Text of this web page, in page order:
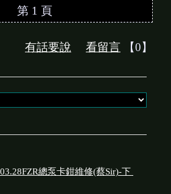
第 1 頁
有話要說 看留言 【0】
總泵卡鉗維修(蔡Sir)-下